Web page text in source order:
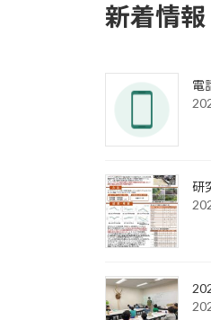
新着情報
電
研